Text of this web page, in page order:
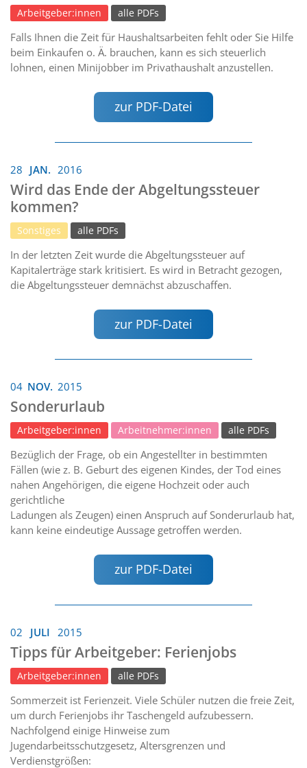
Arbeitgeber:innen alle PDFs
Falls Ihnen die Zeit für Haushaltsarbeiten fehlt oder Sie Hilfe
beim Einkaufen o. Ä. brauchen, kann es sich steuerlich
lohnen, einen Minijobber im Privathaushalt anzustellen.
zur PDF-Datei
28 JAN. 2016
Wird das Ende der Abgeltungssteuer
kommen?
Sonstiges alle PDFs
In der letzten Zeit wurde die Abgeltungssteuer auf
Kapitalerträge stark kritisiert. Es wird in Betracht gezogen,
die Abgeltungssteuer demnächst abzuschaffen.
zur PDF-Datei
04 NOV. 2015
Sonderurlaub
Arbeitgeber:innen Arbeitnehmer:innen alle PDFs
Bezüglich der Frage, ob ein Angestellter in bestimmten
Fällen (wie z. B. Geburt des eigenen Kindes, der Tod eines
nahen Angehörigen, die eigene Hochzeit oder auch
gerichtliche
Ladungen als Zeugen) einen Anspruch auf Sonderurlaub hat,
kann keine eindeutige Aussage getroffen werden.
zur PDF-Datei
02 JULI 2015
Tipps für Arbeitgeber: Ferienjobs
Arbeitgeber:innen alle PDFs
Sommerzeit ist Ferienzeit. Viele Schüler nutzen die freie Zeit,
um durch Ferienjobs ihr Taschengeld aufzubessern.
Nachfolgend einige Hinweise zum
Jugendarbeitsschutzgesetz, Altersgrenzen und
Verdienstgrößen: